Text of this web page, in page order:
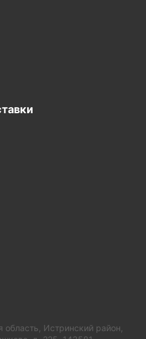
Истринский район,